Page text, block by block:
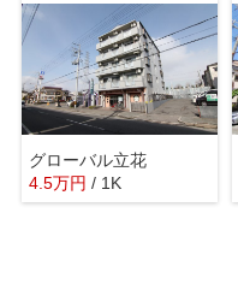
グローバル立花
4.5万円 / 1K